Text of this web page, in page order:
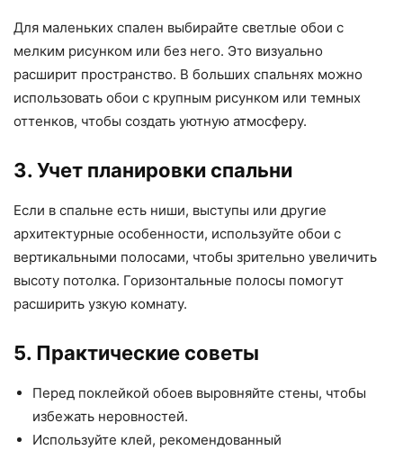
Для маленьких спален выбирайте светлые обои с
мелким рисунком или без него. Это визуально
расширит пространство. В больших спальнях можно
использовать обои с крупным рисунком или темных
оттенков, чтобы создать уютную атмосферу.
3. Учет планировки спальни
Если в спальне есть ниши, выступы или другие
архитектурные особенности, используйте обои с
вертикальными полосами, чтобы зрительно увеличить
высоту потолка. Горизонтальные полосы помогут
расширить узкую комнату.
5. Практические советы
Перед поклейкой обоев выровняйте стены, чтобы
избежать неровностей.
Используйте клей, рекомендованный